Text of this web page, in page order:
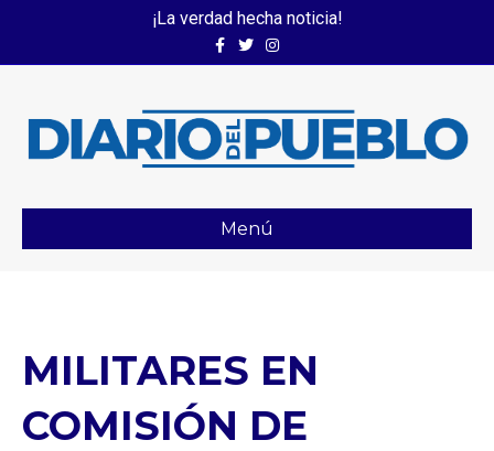
¡La verdad hecha noticia!
FacebookTwitterInstagram
Menú
MILITARES EN
COMISIÓN DE